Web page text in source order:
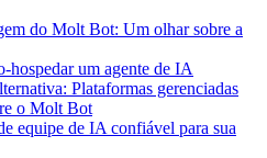
do Molt Bot: Um olhar sobre a
hospedar um agente de IA
Plataformas gerenciadas
o Molt Bot
equipe de IA confiável para sua